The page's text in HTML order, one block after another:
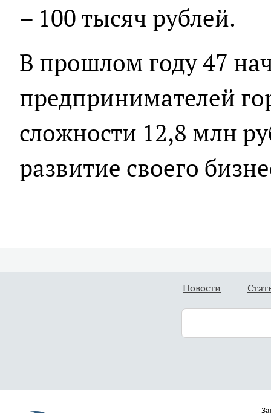
– 100 тысяч рублей.
В прошлом году 47
предпринимателей
сложности 12,8 млн
развитие своего
Новости